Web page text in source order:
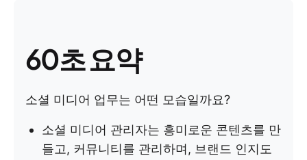
60초 요약
소셜 미디어 업무는 어떤 모습일까요?
소셜 미디어 관리자는 흥미로운 콘텐츠를 만
들고, 커뮤니티를 관리하며, 브랜드 인지도